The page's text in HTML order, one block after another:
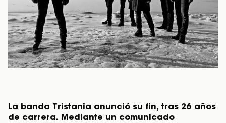
La banda Tristania anunció su fin, tras 26 años
de carrera. Mediante un comunicado